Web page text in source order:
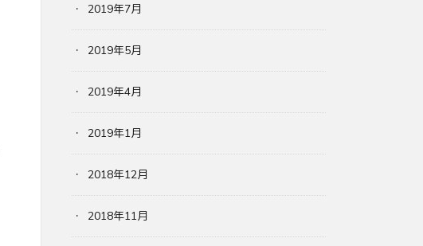
2019年7月
2019年5月
2019年4月
2019年1月
2018年12月
2018年11月